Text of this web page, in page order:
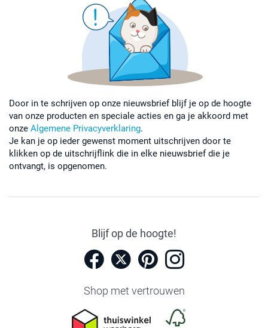
Door in te schrijven op onze nieuwsbrief blijf je op de hoogte
van onze producten en speciale acties en ga je akkoord met
onze Algemene Privacyverklaring.
Je kan je op ieder gewenst moment uitschrijven door te
klikken op de uitschrijflink die in elke nieuwsbrief die je
ontvangt, is opgenomen.
Blijf op de hoogte!
Shop met vertrouwen